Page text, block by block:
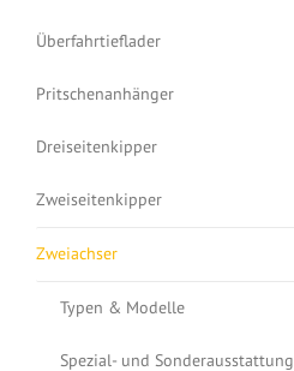
Überfahrtieflader
Pritschenanhänger
Dreiseitenkipper
Zweiseitenkipper
Zweiachser
Typen & Modelle
Spezial- und Sonderausstattung